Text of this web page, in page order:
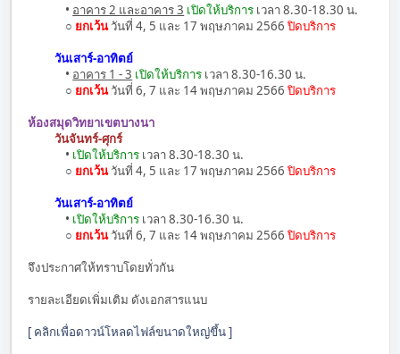
• อาคาร 2 และอาคาร 3 เปิดให้บริการ เวลา 8.30-18.30 น.
○ ยกเว้นวันที่ 4, 5 และ 17 พฤษภาคม 2566ปิดบริการ
วันเสาร์-อาทิตย์
• อาคาร 1 - 3 เปิดให้บริการ เวลา 8.30-16.30 น.
○ ยกเว้นวันที่ 6, 7 และ 14 พฤษภาคม 2566ปิดบริการ
ห้องสมุดวิทยาเขตบางนา
วันจันทร์-ศุกร์
• เปิดให้บริการ เวลา 8.30-18.30 น.
○ ยกเว้นวันที่ 4, 5 และ 17 พฤษภาคม 2566ปิดบริการ
วันเสาร์-อาทิตย์
• เปิดให้บริการ เวลา 8.30-16.30 น.
○ ยกเว้นวันที่ 6, 7 และ 14 พฤษภาคม 2566ปิดบริการ
จึงประกาศให้ทราบโดยทั่วกัน
รายละเอียดเพิ่มเติม ดังเอกสารแนบ
[ คลิกเพื่อดาวน์โหลดไฟล์ขนาดใหญ่ขึ้น ]